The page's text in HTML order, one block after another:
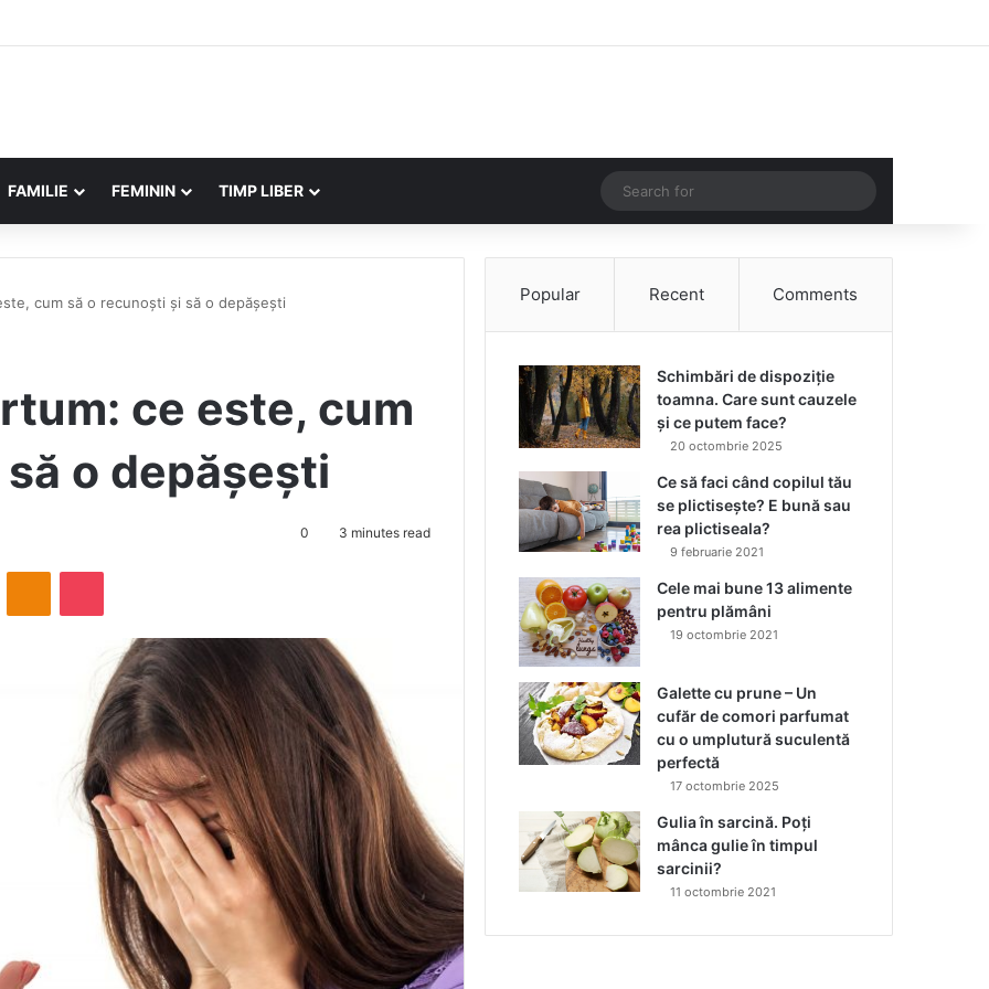
FAMILIE FEMININ TIMP LIBER Random Article
for
cum să o recunoști și să o depășești
ce este, cum
o depășești
0 3 minutes read
Popular Recent Comments
Schimbări de dispoziție
toamna. Care sunt cauzele
și ce putem face?
20 octombrie 2025
Ce să faci când copilul tău
se plictisește? E bună sau
rea plictiseala?
9 februarie 2021
Cele mai bune 13 alimente
pentru plămâni
19 octombrie 2021
Galette cu prune – Un
cufăr de comori parfumat
cu o umplutură suculentă
perfectă
17 octombrie 2025
Gulia în sarcină. Poți
mânca gulie în timpul
sarcinii?
11 octombrie 2021